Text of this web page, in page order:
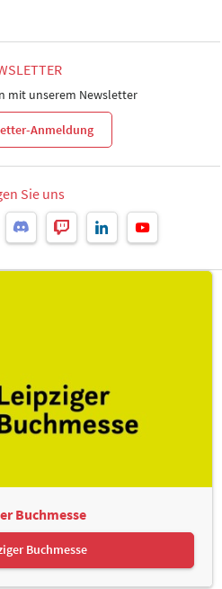
mit unserem Newsletter
Anmeldung
Sie uns
Buchmesse
Buchmesse